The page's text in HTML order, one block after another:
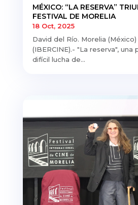
MÉXICO: “LA RESERVA”
FESTIVAL DE MORELIA
18 Oct, 2025
David del Río. Morelia
(IBERCINE).- "La reserva", una
difícil lucha de...